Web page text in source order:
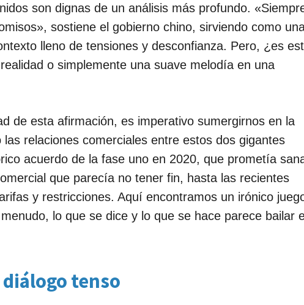
son dignas de un análisis más profundo.
sostiene el gobierno chino, sirviendo como
lleno de tensiones y desconfianza. Pero, ¿es
o simplemente una suave melodía en una
de esta afirmación, es imperativo sumergirnos en la
relaciones comerciales entre estos dos gigantes
acuerdo de la fase uno en 2020, que prometía
que parecía no tener fin, hasta las recientes
y restricciones. Aquí encontramos un irónico
lo que se dice y lo que se hace parece bailar
tenso